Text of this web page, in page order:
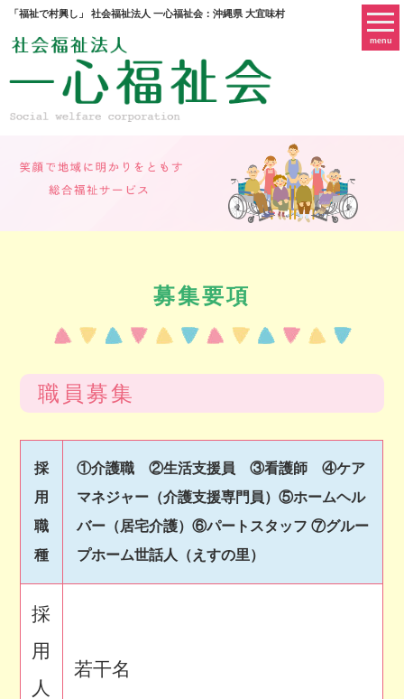
「福祉で村興し」 社会福祉法人 一心福祉会：沖縄県 大宜味村
menu
募集要項
職員募集
採
用
職
種
①介護職 ②生活支援員 ③看護師 ④ケア
マネジャー（介護支援専門員）⑤ホームヘル
バー（居宅介護）⑥パートスタッフ ⑦グルー
プホーム世話人（えすの里）
採
用
人
若干名